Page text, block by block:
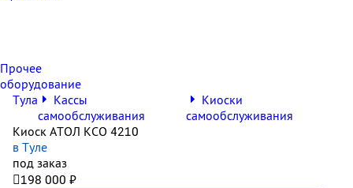
Прочее
оборудование
Тула
Кассы
самообслуживания
Киоски
самообслуживания
Киоск АТОЛ КСО 4210
в Туле
под заказ
198 000 ₽